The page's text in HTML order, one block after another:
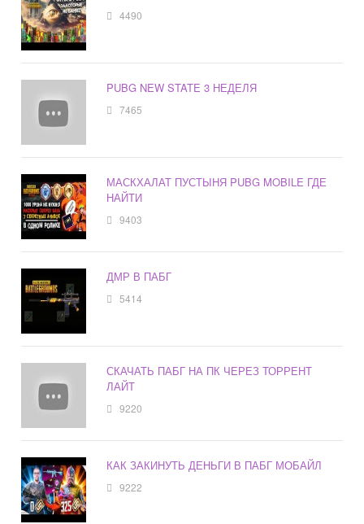
4490
PUBG NEW STATE 3 НЕДЕЛЯ
7465
МАСКХАЛАТ ПУСТЫНЯ PUBG MOBILE ГДЕ
НАЙТИ
9403
ДМР В ПАБГ
5414
СКАЧАТЬ ПАБГ НА ПК ЧЕРЕЗ ТОРРЕНТ
ЛАЙТ
9220
КАК ЗАКИНУТЬ ДЕНЬГИ В ПАБГ МОБАЙЛ
9222